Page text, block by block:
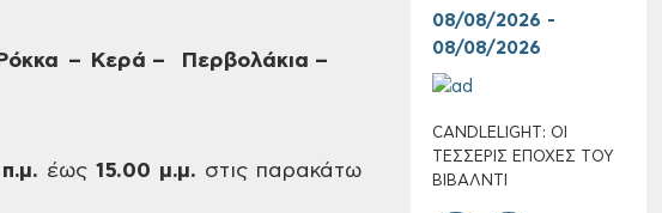
– Κερά – Περβολάκια –
έως 15.00 μ.μ. στις παρακάτω
Πολύ Υψηλός
Κίνδυνος Πυρκαγιάς
08/08/2026 -
08/08/2026
CANDLELIGHT: ΟΙ
ΤΕΣΣΕΡΙΣ ΕΠΟΧΕΣ ΤΟΥ
ΒΙΒΑΛΝΤΙ